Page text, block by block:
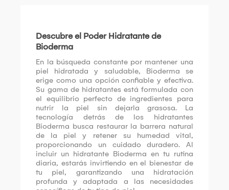
Descubre el Poder Hidratante de
Bioderma
En la búsqueda constante por mantener una
piel hidratada y saludable, Bioderma se
erige como una opción confiable y efectiva.
Su gama de hidratantes está formulada con
el equilibrio perfecto de ingredientes para
nutrir la piel sin dejarla grasosa. La
tecnología detrás de los hidratantes
Bioderma busca restaurar la barrera natural
de la piel y retener su humedad vital,
proporcionando un cuidado duradero. Al
incluir un hidratante Bioderma en tu rutina
diaria, estarás invirtiendo en el bienestar de
tu piel, garantizando una hidratación
profunda y adaptada a las necesidades